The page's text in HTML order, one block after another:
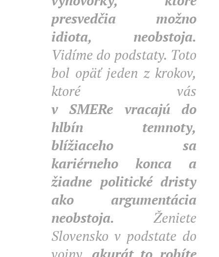
presvedčia možno
idiota, neobstoja.
Vidíme do podstaty. Toto
bol opäť jeden z krokov,
ktoré vás
vSMERe
vracajú do
hlbín temnoty,
blížiaceho sa
kariérneho konca a
žiadne politické dristy
ako argumentácia
neobstoja. Ženiete
Slovensko v podstate do